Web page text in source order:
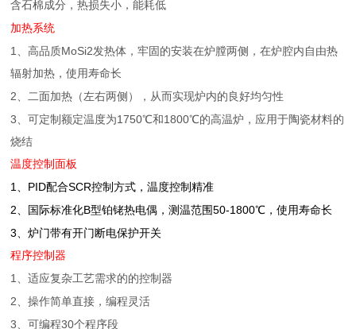
含石棉成分，热损失小，能耗低
加热系统
1 、高品质MoSi2发热体，牢固的安装在炉膛两侧 ，在炉腔内自由热
辐射加热，使用寿命长
2、二面加热（左右两侧），从而实现炉内的良好均匀性
3、可定制额定温度为1750℃和 1800℃的高温炉，应用于陶瓷材料的
烧结
温度控制面板
1 、 PID配合SCR控制方式，温度控制精准
2、国际标准化B型铂铑热电偶，测温范围50-1800℃，使用寿命长
3、炉门带有开门断电保护开关
程序控制器
1 、适应复杂工艺需求的的控制器
2、操作简单直接，编程灵活
3、可编程30个程序段